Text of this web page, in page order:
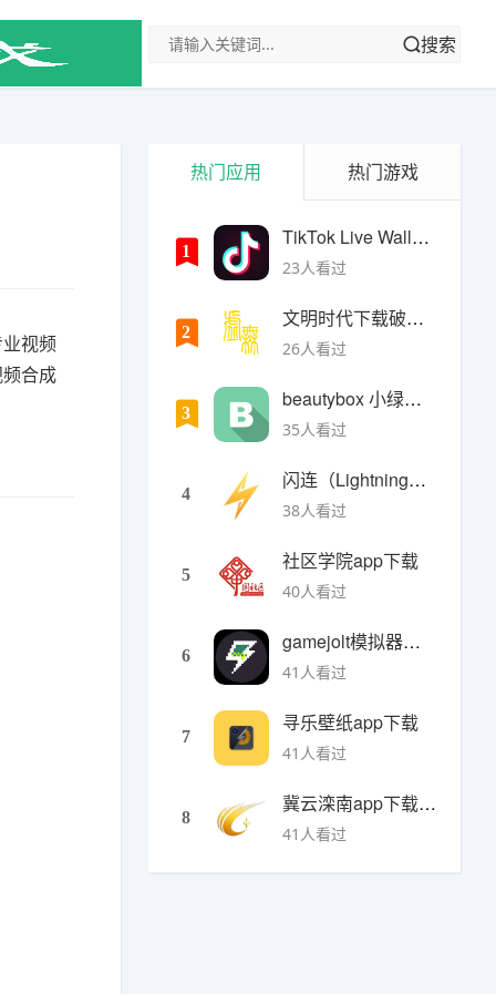
搜索
视频
合成
热门应用 热门游戏
1
TikTok Live Wallpaper
23人看过
2
文明时代下载破解版无限金币最新版
26人看过
3
beautybox 小绿盒正版最新免费下载
35人看过
4
闪连（LightningX）加速器app
38人看过
5
社区学院app下载
40人看过
6
gamejolt模拟器下载
41人看过
7
寻乐壁纸app下载
41人看过
8
冀云滦南app下载安装
41人看过